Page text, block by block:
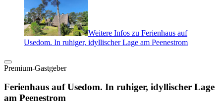
Weitere Infos zu Ferienhaus auf
Usedom. In ruhiger, idyllischer Lage am Peenestrom
Premium-Gastgeber
Ferienhaus auf Usedom. In ruhiger, idyllischer Lage
am Peenestrom